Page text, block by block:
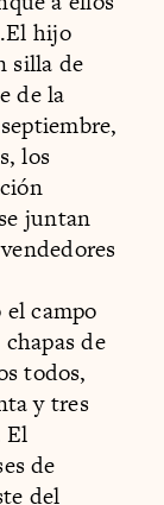
hijo
silla de
de la
los
juntan
campo
de
todos,
y tres
El
de
del